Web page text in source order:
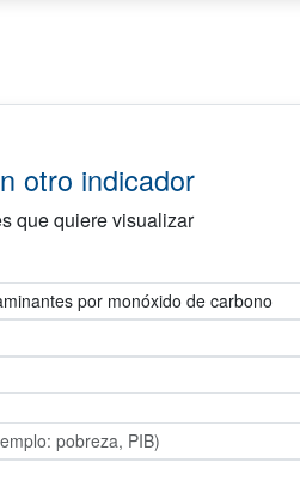
otro indicador
que quiere visualizar